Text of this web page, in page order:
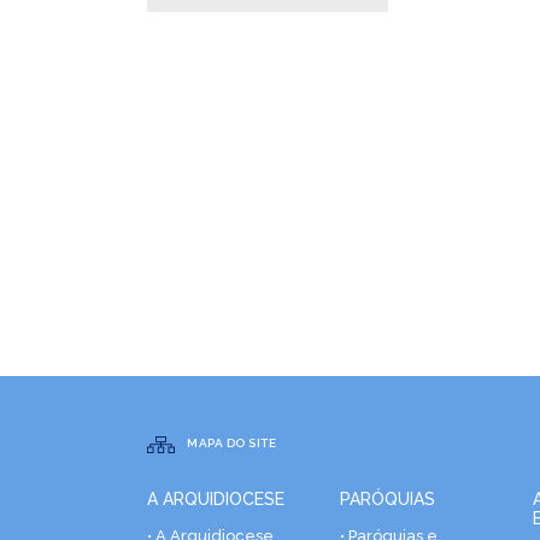
MAPA DO SITE
A ARQUIDIOCESE
• A Arquidiocese
PARÓQUIAS
• Paróquias e